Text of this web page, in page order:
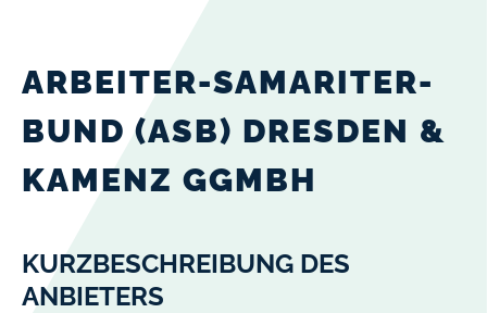
ARBEITER-SAMARITER-
BUND (ASB) DRESDEN &
KAMENZ GGMBH
KURZBESCHREIBUNG DES
ANBIETERS